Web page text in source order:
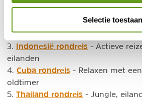
Selectie toestaan
Meer aanraders voor verre reizen
Galapagos eilanden- Beste tijd
dierentuin
3. Indonesië rondreis - Actieve
eilanden
4. Cuba rondreis - Relaxen met
oldtimer
5. Thailand rondreis - Jungle,